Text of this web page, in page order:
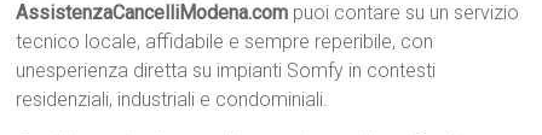
AssistenzaCancelliModena.com puoi contare su un servizio
tecnico locale, affidabile e sempre reperibile, con
unesperienza diretta su impianti Somfy in contesti
residenziali, industriali e condominiali.